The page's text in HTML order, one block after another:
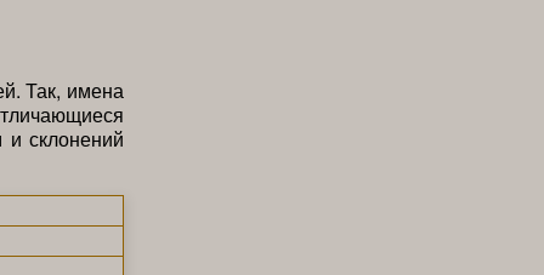
Так, имена
склонений